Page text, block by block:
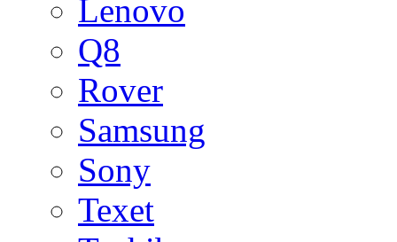
Lenovo
Q8
Rover
Samsung
Sony
Texet